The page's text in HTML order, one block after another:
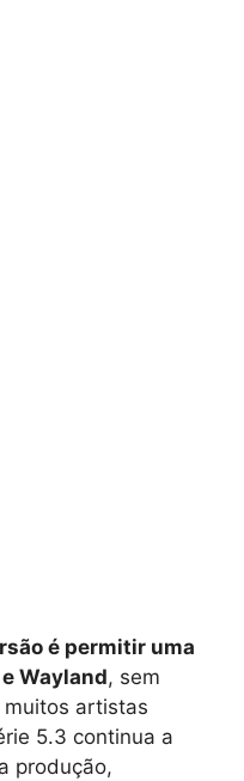
é permitir uma
Wayland, sem
artistas
5.3 continua a
produção,